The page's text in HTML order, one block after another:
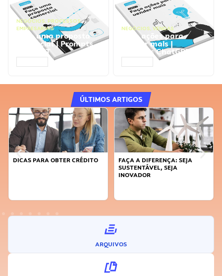
NEGÓCIOS, PROCESSOS
EMPRESARIAIS
Faça uma proposta
comercial | Prompts
ChatGPT
NEGÓCIOS, VENDAS
Faça ações para
vender mais |
Prompts ChatGPT
ÚLTIMOS ARTIGOS
DICAS PARA OBTER CRÉDITO
FAÇA A DIFERENÇA: SEJA
SUSTENTÁVEL, SEJA
INOVADOR
ARQUIVOS